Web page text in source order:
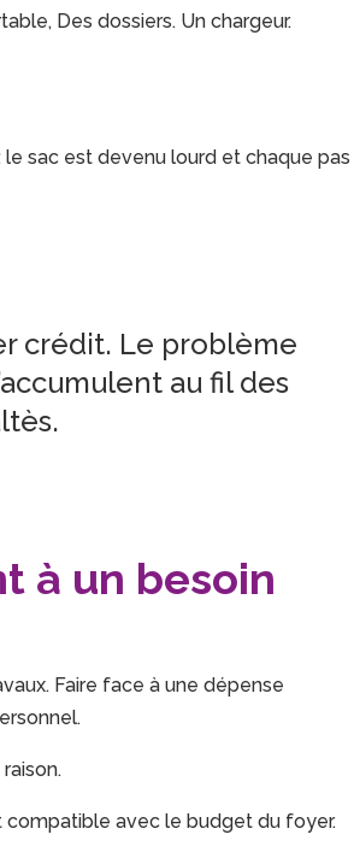
Des dossiers. Un chargeur.
sac est devenu lourd et chaque pas
crédit. Le problème
au fil des
à un besoin
Faire face à une dépense
avec le budget du foyer.